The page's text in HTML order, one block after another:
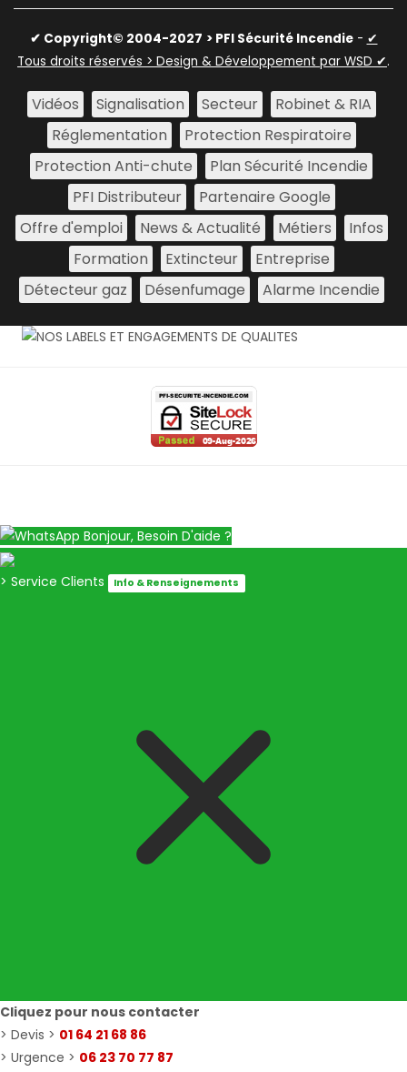
✔ Copyright© 2004-2027 > PFI Sécurité Incendie- ✔
Tous droits réservés > Design & Développement par WSD ✔.
Vidéos Signalisation Secteur
Robinet & RIA
Réglementation
Protection Respiratoire
Protection Anti-chute
Plan Sécurité Incendie
PFI Distributeur
Partenaire Google
Offre d'emploi
News & Actualité Métiers
Infos
Formation
Extincteur
Entreprise
Détecteur gaz
Désenfumage Alarme Incendie
Bonjour, Besoin D'aide ?
> Service Clients Info & Renseignements
Cliquez pour nous contacter
> Devis > 01 64 21 68 86
> Urgence > 06 23 70 77 87